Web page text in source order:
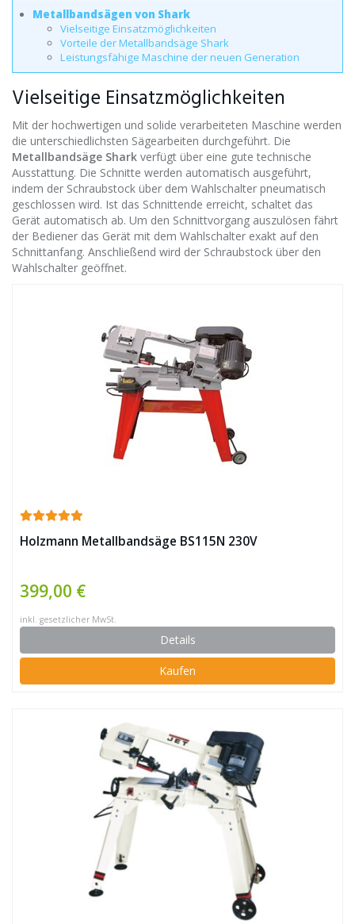
Metallbandsägen von Shark
Vielseitige Einsatzmöglichkeiten
Vorteile der Metallbandsäge Shark
Leistungsfähige Maschine der neuen Generation
Vielseitige Einsatzmöglichkeiten
Mit der hochwertigen und solide verarbeiteten Maschine werden
die unterschiedlichsten Sägearbeiten durchgeführt. Die
Metallbandsäge Shark verfügt über eine gute technische
Ausstattung. Die Schnitte werden automatisch ausgeführt,
indem der Schraubstock über dem Wahlschalter pneumatisch
geschlossen wird. Ist das Schnittende erreicht, schaltet das
Gerät automatisch ab. Um den Schnittvorgang auszulösen fährt
der Bediener das Gerät mit dem Wahlschalter exakt auf den
Schnittanfang. Anschließend wird der Schraubstock über den
Wahlschalter geöffnet.
Holzmann Metallbandsäge BS115N 230V
399,00 €
inkl. gesetzlicher MwSt.
Details
Kaufen